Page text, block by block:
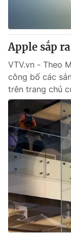
VTV4
VTV9
Liên hệ tòa
THỜI BÁO VTV
Theo dõi báo
Cơ quan chủ
Cơ quan báo chí:
Apple sắp
VTV.vn - Theo
công bố các
trên trang chủ